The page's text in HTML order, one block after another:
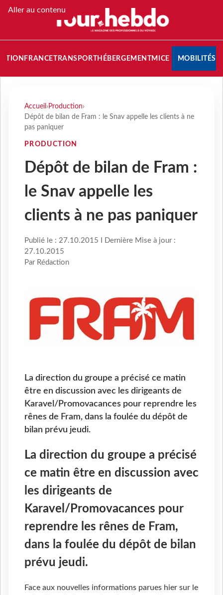
Aller au contenu
FRANCETRANSPORT HÉBERGEMENTMICE MOBILITÉS
Accueil › Production›
Dépôt de bilan de Fram : le Snav appelle les clients à ne
pas paniquer
PRODUCTION
Dépôt de bilan de Fram :
le Snav appelle les
clients à ne pas paniquer
Publié le : 27.10.2015 I Dernière Mise à jour :
27.10.2015
Par Rédaction
La direction du groupe a précisé ce matin
être en discussion avec les dirigeants de
Karavel/Promovacances pour reprendre les
rênes de Fram, dans la foulée du dépôt de
bilan prévu jeudi.
La direction du groupe a précisé
ce matin être en discussion avec
les dirigeants de
Karavel/Promovacances pour
reprendre les rênes de Fram,
dans la foulée du dépôt de bilan
prévu jeudi.
Face aux nouvelles informations parues hier sur le